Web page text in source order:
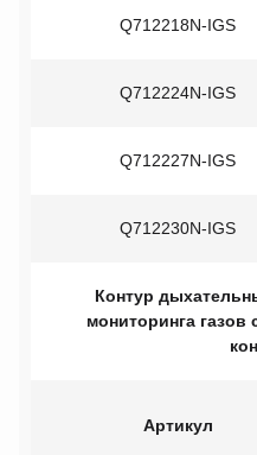
Q712218N-IGS
Q712224N-IGS
Q712227N-IGS
Q712230N-IGS
Контур
мониторинга
Артикул